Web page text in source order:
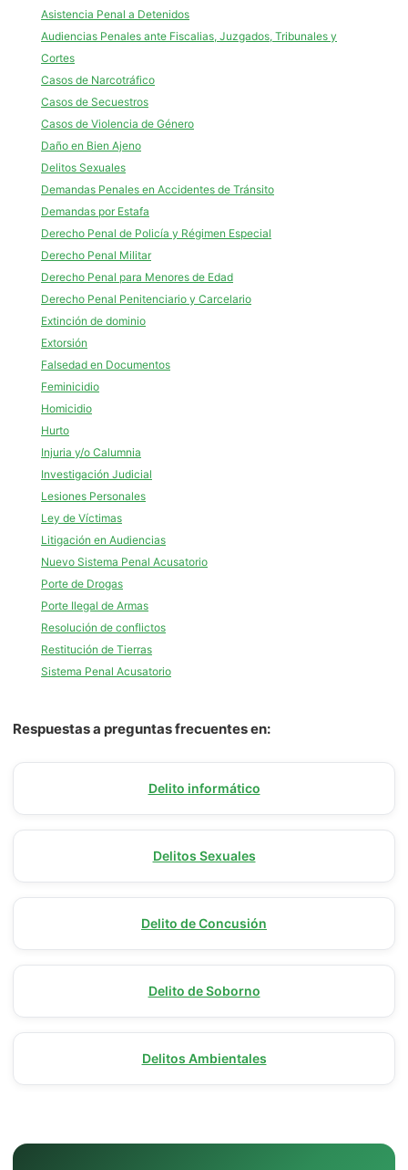
Asistencia Penal a Detenidos
Audiencias Penales ante Fiscalias, Juzgados, Tribunales y
Cortes
Casos de Narcotráfico
Casos de Secuestros
Casos de Violencia de Género
Daño en Bien Ajeno
Delitos Sexuales
Demandas Penales en Accidentes de Tránsito
Demandas por Estafa
Derecho Penal de Policía y Régimen Especial
Derecho Penal Militar
Derecho Penal para Menores de Edad
Derecho Penal Penitenciario y Carcelario
Extinción de dominio
Extorsión
Falsedad en Documentos
Feminicidio
Homicidio
Hurto
Injuria y/o Calumnia
Investigación Judicial
Lesiones Personales
Ley de Víctimas
Litigación en Audiencias
Nuevo Sistema Penal Acusatorio
Porte de Drogas
Porte Ilegal de Armas
Resolución de conflictos
Restitución de Tierras
Sistema Penal Acusatorio
Respuestas a preguntas frecuentes en:
Delito informático
Delitos Sexuales
Delito de Concusión
Delito de Soborno
Delitos Ambientales